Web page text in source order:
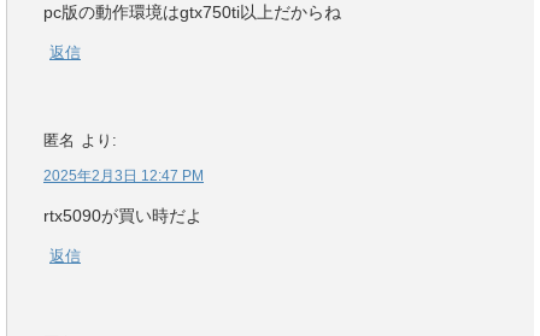
pc版の動作環境はgtx750ti以上だからね
返信
匿名 より:
2025年2月3日 12:47 PM
rtx5090が買い時だよ
返信